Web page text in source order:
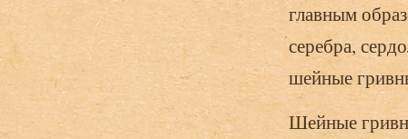
главным
серебра,
шейные
Шейные